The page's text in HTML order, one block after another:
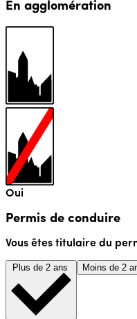
En agglomération
Oui
Permis de conduire
Vous êtes titulaire du
Moins de 2